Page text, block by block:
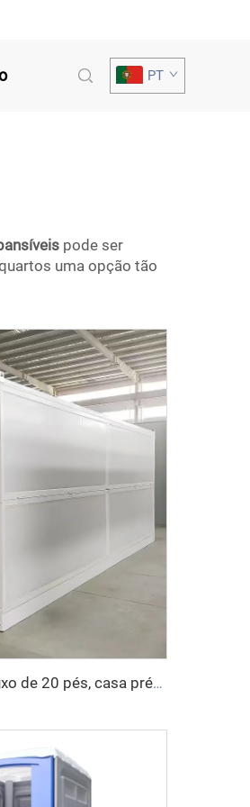
PT
pode ser
uma opção tão
casa pré-fabricada de luxo de 20 pés, casa pré-fabricada dobrável, casa contêiner dobrável para venda